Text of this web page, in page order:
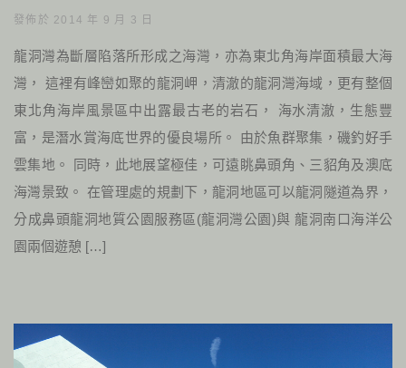
發佈於 2014 年 9 月 3 日
龍洞灣為斷層陷落所形成之海灣，亦為東北角海岸面積最大海
灣， 這裡有峰巒如聚的龍洞岬，清澈的龍洞灣海域，更有整個
東北角海岸風景區中出露最古老的岩石， 海水清澈，生態豐
富，是潛水賞海底世界的優良場所。 由於魚群聚集，磯釣好手
雲集地。 同時，此地展望極佳，可遠眺鼻頭角、三貂角及澳底
海灣景致。 在管理處的規劃下，龍洞地區可以龍洞隧道為界，
分成鼻頭龍洞地質公園服務區(龍洞灣公園)與 龍洞南口海洋公
園兩個遊憩 […]